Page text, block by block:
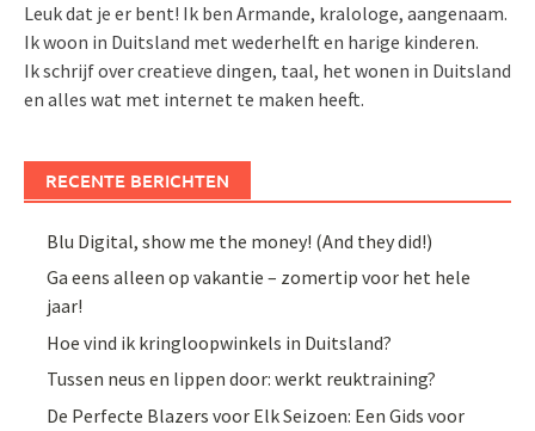
Leuk dat je er bent! Ik ben Armande, kralologe, aangenaam.
Ik woon in Duitsland met wederhelft en harige kinderen.
Ik schrijf over creatieve dingen, taal, het wonen in Duitsland
en alles wat met internet te maken heeft.
RECENTE BERICHTEN
Blu Digital, show me the money! (And they did!)
Ga eens alleen op vakantie – zomertip voor het hele
jaar!
Hoe vind ik kringloopwinkels in Duitsland?
Tussen neus en lippen door: werkt reuktraining?
De Perfecte Blazers voor Elk Seizoen: Een Gids voor